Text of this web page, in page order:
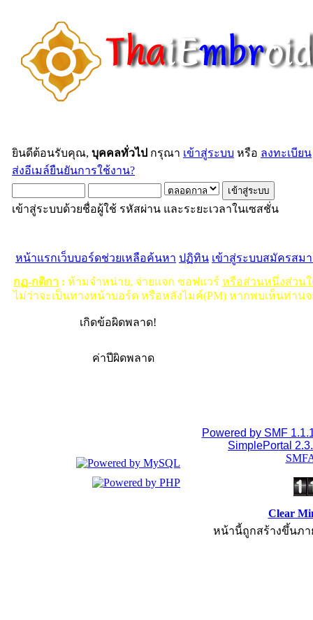
ยินดีต้อนรับคุณ, บุคคลทั่วไป กรุณา เข้าสู่ระบบ หรือ ลงทะเบียน
ส่งอีเมล์ยืนยันการใช้งาน?
เข้าสู่ระบบด้วยชื่อผู้ใช้ รหัสผ่าน และระยะเวลาในเซสชั่น
หน้าแรกเว็บบอร์ดช่วยเหลือค้นหา ปฏิทิน เข้าสู่ระบบสมัครสม
กฏ-กติกา : ห้ามจำหน่าย, จ่ายแจก ซอฟแวร์หรือส่วนหนึ่งส่วน
ไม่ว่าจะเป็นทางหน้าบอร์ด หรือหลังไมค์(PM) หากพบเห็นท่าน
เกิดข้อผิดพลาด!
ค่าปีผิดพลาด
Powered by SMF
SimplePortal
Clear
หน้านี้ถูกสร้างขึ้นภา